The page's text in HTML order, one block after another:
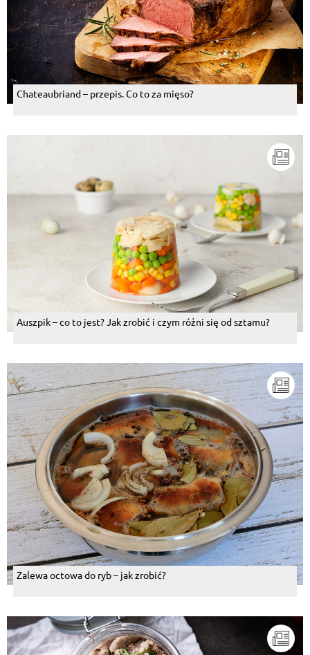
Chateaubriand – przepis. Co to za mięso?
Auszpik – co to jest? Jak zrobić i czym różni się od sztamu?
Zalewa octowa do ryb – jak zrobić?